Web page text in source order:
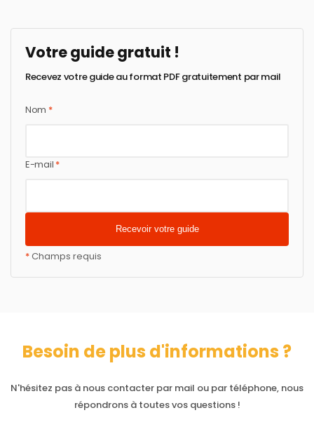
Votre guide gratuit !
Recevez votre guide au format PDF gratuitement par mail
Nom *
E-mail *
*Champs requis
Besoin de plus d'informations ?
N'hésitez pas à nous contacter par mail ou par téléphone, nous
répondrons à toutes vos questions !